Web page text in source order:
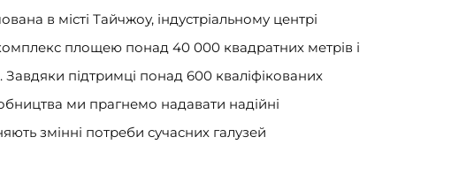
в місті Тайчжоу, індустріальному центрі
площею понад 40 000 квадратних метрів і
підтримці понад 600 кваліфікованих
ми прагнемо надавати надійні
змінні потреби сучасних галузей